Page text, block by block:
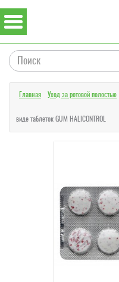
Главная Уход за ротовой полостью
виде таблеток GUM HALICONTROL